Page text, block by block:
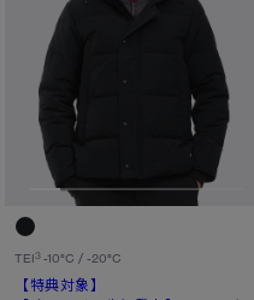
コレクション
コレクション
PBI ディスク
ディスクなし
TEI2：０℃/-１5℃
TEI4：-15℃/-25℃
TEI3 -10°C / -20°C
【特典対象】